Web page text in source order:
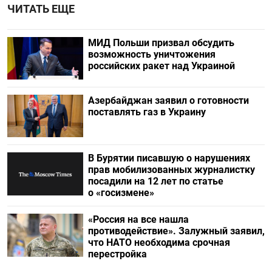
ЧИТАТЬ ЕЩЕ
МИД Польши призвал обсудить
возможность уничтожения
российских ракет над Украиной
Азербайджан заявил о готовности
поставлять газ в Украину
В Бурятии писавшую о нарушениях
прав мобилизованных журналистку
посадили на 12 лет по статье
о «госизмене»
«Россия на все нашла
противодействие». Залужный заявил,
что НАТО необходима срочная
перестройка